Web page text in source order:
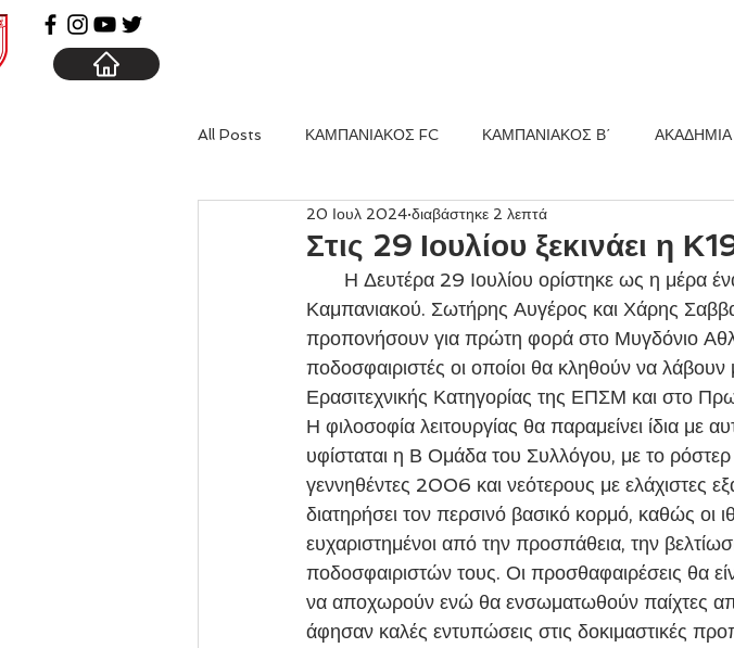
All Posts ΚΑΜΠΑΝΙΑΚΟΣ FC ΚΑΜΠΑΝΙΑΚΟΣ Β΄
Στις 29 Ιουλίου ξεκινάει η
20 Ιουλ 2024 διαβάστηκε 2 λεπτά
Καμπανιακού. Σωτήρης Αυγέρος και Χάρης
προπονήσουν για πρώτη φορά στο Μυγδόνιο
ποδοσφαιριστές οι οποίοι θα κληθούν να
Ερασιτεχνικής Κατηγορίας της ΕΠΣΜ και στο
Η φιλοσοφία λειτουργίας θα παραμείνει ίδια
υφίσταται η Β Ομάδα του Συλλόγου, με το ρόστερ
γεννηθέντες 2006 και νεότερους με ελάχιστες
διατηρήσει τον περσινό βασικό κορμό, καθώς οι
ευχαριστημένοι από την προσπάθεια, την
ποδοσφαιριστών τους. Οι προσθαφαιρέσεις θα
να αποχωρούν ενώ θα ενσωματωθούν παίχτες
άφησαν καλές εντυπώσεις στις δοκιμαστικές